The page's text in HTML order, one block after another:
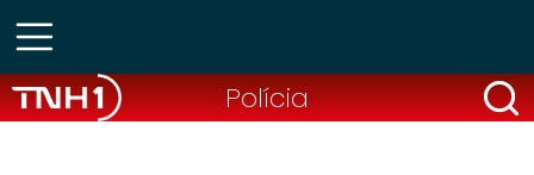
Polícia